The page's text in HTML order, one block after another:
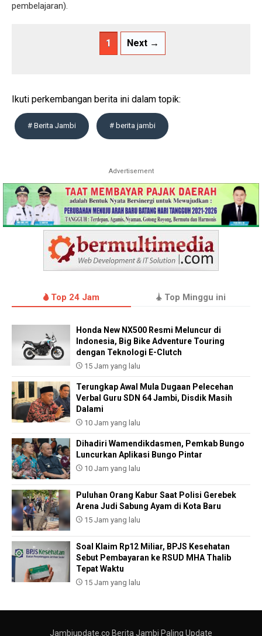
pembelajaran).
1 Next →
Ikuti perkembangan berita ini dalam topik:
# Berita Jambi # berita jambi
Advertisement
Top 24 Jam Top Minggu ini
Honda New NX500 Resmi Meluncur di
Indonesia, Big Bike Adventure Touring
dengan Teknologi E-Clutch
15 Jam yang lalu
Terungkap Awal Mula Dugaan Pelecehan
Verbal Guru SDN 64 Jambi, Disdik Masih
Dalami
10 Jam yang lalu
Dihadiri Wamendikdasmen, Pemkab Bungo
Luncurkan Aplikasi Bungo Pintar
10 Jam yang lalu
Puluhan Orang Kabur Saat Polisi Gerebek
Arena Judi Sabung Ayam di Kota Baru
15 Jam yang lalu
Soal Klaim Rp12 Miliar, BPJS Kesehatan
Sebut Pembayaran ke RSUD MHA Thalib
Tepat Waktu
15 Jam yang lalu
Jambiupdate.co Berita Jambi Paling Update